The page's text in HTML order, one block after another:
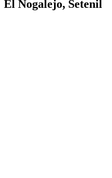
El Nogalejo, Setenil